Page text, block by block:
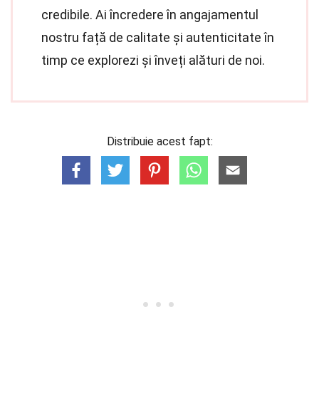
credibile. Ai încredere în angajamentul
nostru față de calitate și autenticitate în
timp ce explorezi și înveți alături de noi.
Distribuie acest fapt: